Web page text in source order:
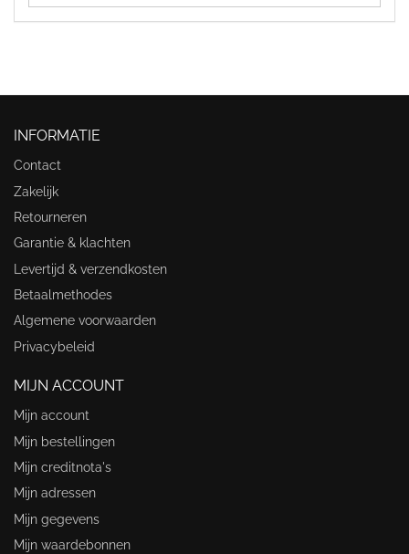
INFORMATIE
Contact
Zakelijk
Retourneren
Garantie & klachten
Levertijd & verzendkosten
Betaalmethodes
Algemene voorwaarden
Privacybeleid
MIJN ACCOUNT
Mijn account
Mijn bestellingen
Mijn creditnota's
Mijn adressen
Mijn gegevens
Mijn waardebonnen